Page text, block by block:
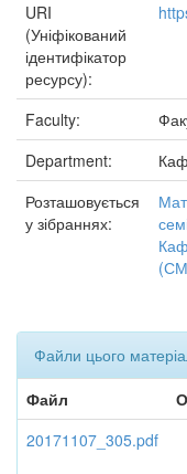
URI
(Уніфікований
ідентифікатор
ресурсу):
Faculty:
Department:
Розташовується
у зібраннях:
Файли цього
Файл
20171107_305.pdf